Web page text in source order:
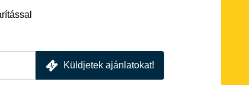
Küldjetek ajánlatokat!